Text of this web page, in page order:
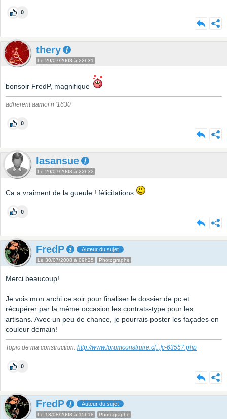
0
thery
Le 29/07/2008 à 22h31
bonsoir FredP, magnifique
adherent aamoi n°1630
0
lasansue
Le 29/07/2008 à 22h32
Ca a vraiment de la gueule ! félicitations
0
FredP Auteur du sujet
Le 30/07/2008 à 09h25 Photographe
Merci beaucoup!
Je vois mon archi ce soir pour finaliser le dossier de pc et
récupérer par la même occasion les contrats-type pour les
artisans. Avec un peu de chance, je pourrais poster les façades en
couleur demain!
Topic de ma construction: http://www.forumconstruire.c[...]c-63557.php
0
FredP Auteur du sujet
Le 13/08/2008 à 15h18 Photographe